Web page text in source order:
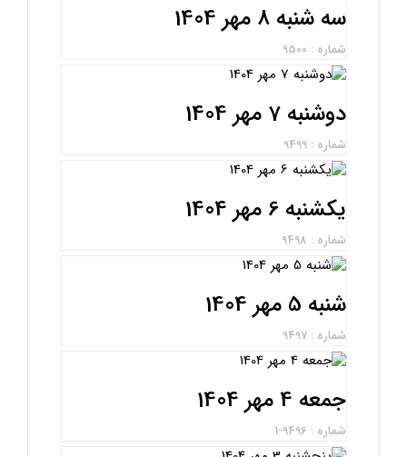
سه شنبه 8 مهر 1404
شماره : 9500
دوشنبه 7 مهر 1404
شماره : 9499
یکشنبه 6 مهر 1404
شماره : 9498
شنبه 5 مهر 1404
شماره : 9497
جمعه 4 مهر 1404
شماره : 9496-1